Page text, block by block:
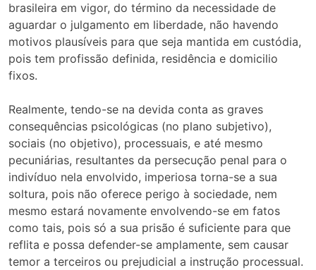
brasileira em vigor, do término da necessidade de
aguardar o julgamento em liberdade, não havendo
motivos plausíveis para que seja mantida em custódia,
pois tem profissão definida, residência e domicilio
fixos.
Realmente, tendo-se na devida conta as graves
consequências psicológicas (no plano subjetivo),
sociais (no objetivo), processuais, e até mesmo
pecuniárias, resultantes da persecução penal para o
indivíduo nela envolvido, imperiosa torna-se a sua
soltura, pois não oferece perigo à sociedade, nem
mesmo estará novamente envolvendo-se em fatos
como tais, pois só a sua prisão é suficiente para que
reflita e possa defender-se amplamente, sem causar
temor a terceiros ou prejudicial a instrução processual.